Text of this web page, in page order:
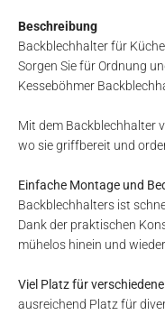
Beschreibung
Backblechhalter für
Sorgen Sie für Ordnung
Kesseböhmer
Mit dem Backblechhalter
wo sie griffbereit und
Einfache Montage und
Backblechhalters ist
Dank der praktischen
mühelos hinein und
Viel Platz für
ausreichend Platz für